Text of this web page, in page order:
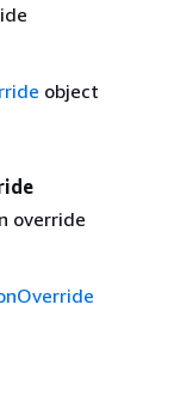
object
override